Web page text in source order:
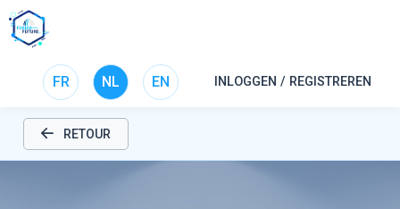
FR NL EN INLOGGEN / REGISTREREN
RETOUR